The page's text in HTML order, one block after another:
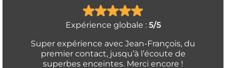
Expérience globale : 5/5
Super expérience avec Jean-François, du
premier contact, jusqu’à l’écoute de
superbes enceintes. Merci encore !